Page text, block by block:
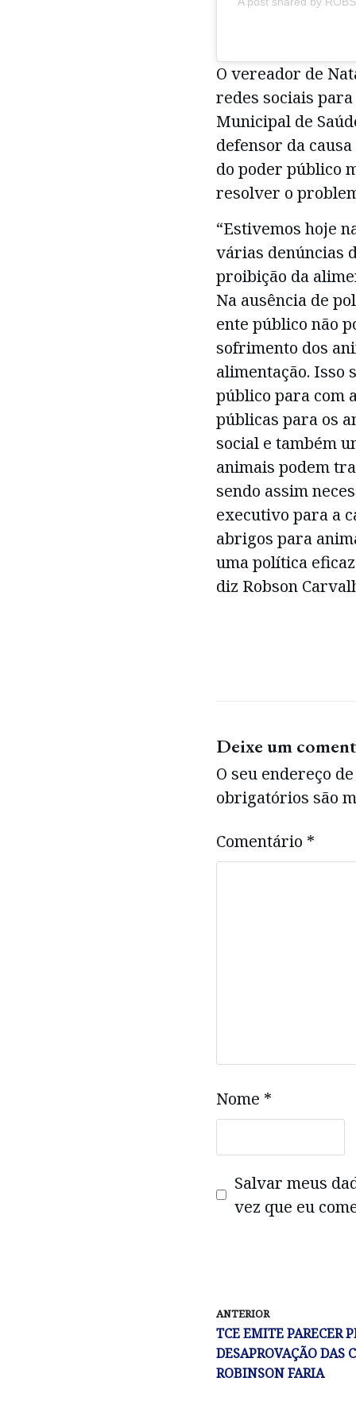
O vereador de
redes sociais
Municipal de
defensor da
do poder público
resolver o
“Estivemos hoje
várias denúncias
proibição da
Na ausência de
ente público não
sofrimento dos
alimentação. Isso
público para com
públicas para os
social e também
animais podem
sendo assim
executivo para a
abrigos para
uma política
diz Robson
Deixe um
O seu endereço
obrigatórios são
Comentário *
Nome *
Salvar meus
vez que eu
ANTERIOR
TCE EMITE PARECER
DESAPROVAÇÃO DAS
ROBINSON FARIA